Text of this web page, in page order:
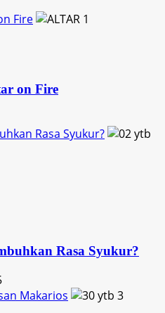
Fire
1
on Fire
Rasa Syukur?
Rasa Syukur?
Makarios
3